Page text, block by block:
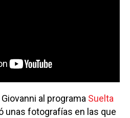
al programa Suelta
unas fotografías en las que